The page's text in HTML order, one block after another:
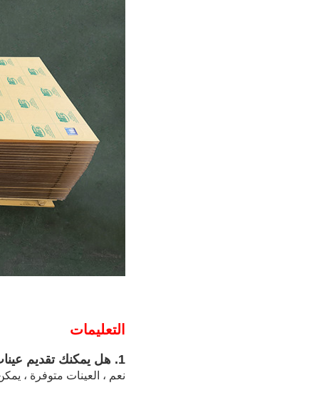
التعليمات
1. هل يمكنك تقديم عينات؟كم من الوقت تستغرق؟
نعم ، العينات متوفرة ، يمكن